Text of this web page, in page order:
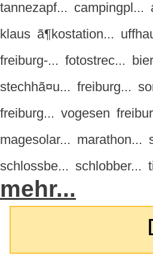
tannezapf... campingpl...
klaus ã¶kostation...
freiburg-... fotostrec...
stechhã¤u... freiburg...
freiburg... vogesen
magesolar... marathon...
schlossbe... schlobber...
mehr...